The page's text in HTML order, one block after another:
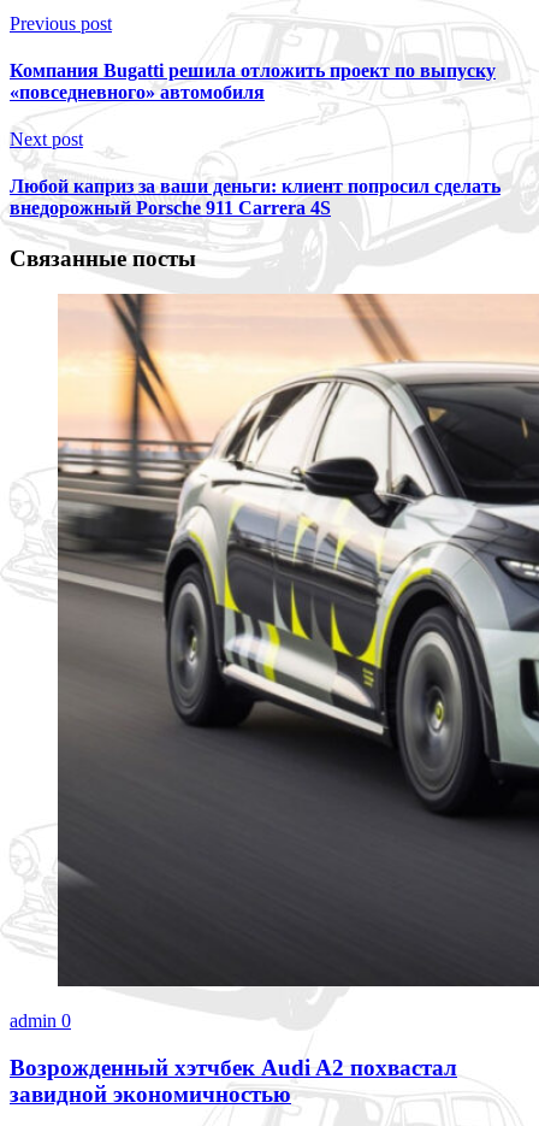
Previous post
Компания Bugatti решила отложить проект по выпуску
«повседневного» автомобиля
Next post
Любой каприз за ваши деньги: клиент попросил сделать
внедорожный Porsche 911 Carrera 4S
Связанные посты
admin 0
Возрожденный хэтчбек Audi A2 похвастал
завидной экономичностью